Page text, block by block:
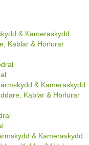
& Kameraskydd
Kablar & Hörlurar
& Kameraskydd
Kablar & Hörlurar
& Kameraskydd